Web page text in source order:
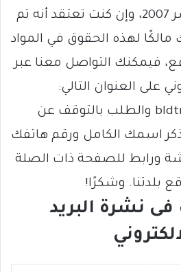
حقوق التأليف والنشر 2007، وإن كنت تعتقد أنه تم
لهذه الحقوق في المواد
فيمكنك التواصل معنا عبر
على العنوان التالي:
bldtna3@gmail.com والطلب بالتوقف عن
ذكر اسمك الكامل ورقم هاتفك
ورابط للصفحة ذات الصلة
بلدتنا. وشكرًا!
فى نشرة البريد